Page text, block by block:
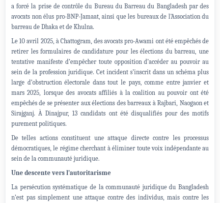
a forcé la prise de contrôle du Bureau du Barreau du Bangladesh par des
avocats non élus pro-BNP-Jamaat, ainsi que les bureaux de l’Association du
barreau de Dhaka et de Khulna.
Le 10 avril 2025, à Chattogram, des avocats pro-Awami ont été empêchés de
retirer les formulaires de candidature pour les élections du barreau, une
tentative manifeste d’empêcher toute opposition d’accéder au pouvoir au
sein de la profession juridique. Cet incident s’inscrit dans un schéma plus
large d’obstruction électorale dans tout le pays, comme entre janvier et
mars 2025, lorsque des avocats affiliés à la coalition au pouvoir ont été
empêchés de se présenter aux élections des barreaux à Rajbari, Naogaon et
Sirajganj. À Dinajpur, 13 candidats ont été disqualifiés pour des motifs
purement politiques.
De telles actions constituent une attaque directe contre les processus
démocratiques, le régime cherchant à éliminer toute voix indépendante au
sein de la communauté juridique.
Une descente vers l’autoritarisme
La persécution systématique de la communauté juridique du Bangladesh
n’est pas simplement une attaque contre des individus, mais contre les